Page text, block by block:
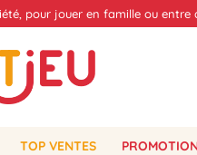
pour jouer en famille ou entre
TOP VENTES